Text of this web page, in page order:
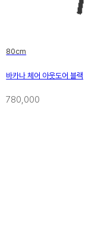
80cm
바카나 체어 아웃도어 블랙
780,000